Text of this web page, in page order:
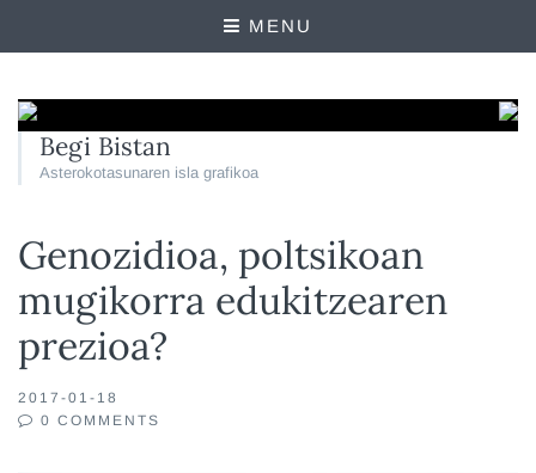
MENU
Begi Bistan
Asterokotasunaren isla grafikoa
Genozidioa, poltsikoan
mugikorra edukitzearen
prezioa?
2017-01-18
0 COMMENTS